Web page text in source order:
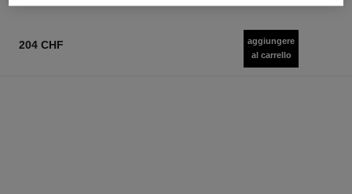
204 CHF
aggiungere
al carrello